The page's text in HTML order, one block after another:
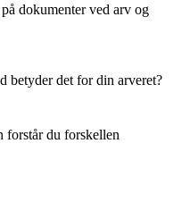
dokumenter ved arv og
betyder det for din arveret?
forstår du forskellen